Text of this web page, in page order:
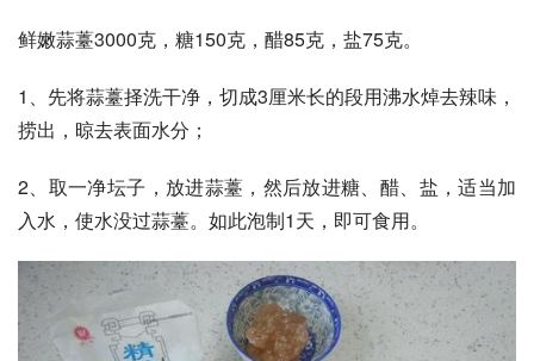
鲜嫩蒜薹3000克，糖150克，醋85克，盐75克。
1、先将蒜薹择洗干净，切成3厘米长的段用沸水焯去辣味，
捞出，晾去表面水分；
2、取一净坛子，放进蒜薹，然后放进糖、醋、盐，适当加
入水，使水没过蒜薹。如此泡制1天，即可食用。